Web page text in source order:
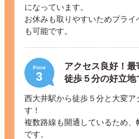
になっています。
お休みも取りやすいためプライ
も可能です。
Point
3
アクセス良好！最
徒歩５分の好立地
西大井駅から徒歩５分と大変ア
す！
複数路線も開通しているため、
です。